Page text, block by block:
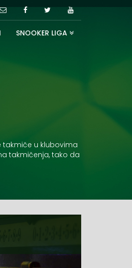
SNOOKER LIGA
takmiče u klubovima
takmičenja, tako da